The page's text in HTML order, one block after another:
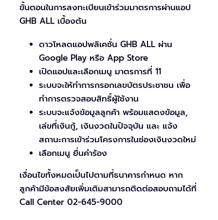
ขั้นตอนในการลงทะเบียนเข้าร่วมมาตรการผ่านแอป
GHB ALL เบื้องต้น
ดาวโหลดแอปพลิเคชั่น GHB ALL ผ่าน
Google Play หรือ App Store
เปิดแอปและเลือกเมนู มาตรการที่ 11
ระบบจะให้ทำการกรอกเลขบัตรประชาชน เพื่อ
ทำการตรวจสอบสิทธิ์ผู้ใช้งาน
ระบบจะแจ้งข้อมูลลูกค้า พร้อมแสดงข้อมูล,
เล่ขที่เงินกู้, เงินงวดในปัจจุบัน และ แจ้ง
สถานะการเข้าร่วมโครงการในช่องเงินงวดใหม่
เลือกเมนู ยื่นคำร้อง
เงื่อนไขทั้งหมดเป็นไปตามที่ธนาคารกำหนด หาก
ลูกค้ามีข้อสงสัยเพิ่มเติมสามารถติดต่อสอบถามได้ที่
Call Center 02-645-9000